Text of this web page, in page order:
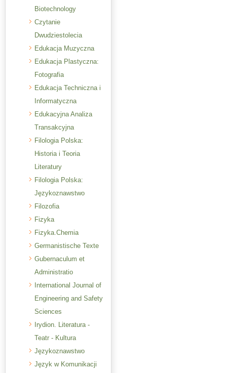
Biotechnology
Czytanie
Dwudziestolecia
Edukacja Muzyczna
Edukacja Plastyczna:
Fotografia
Edukacja Techniczna i
Informatyczna
Edukacyjna Analiza
Transakcyjna
Filologia Polska:
Historia i Teoria
Literatury
Filologia Polska:
Językoznawstwo
Filozofia
Fizyka
Fizyka.Chemia
Germanistische Texte
Gubernaculum et
Administratio
International Journal of
Engineering and Safety
Sciences
Irydion. Literatura -
Teatr - Kultura
Językoznawstwo
Język w Komunikacji